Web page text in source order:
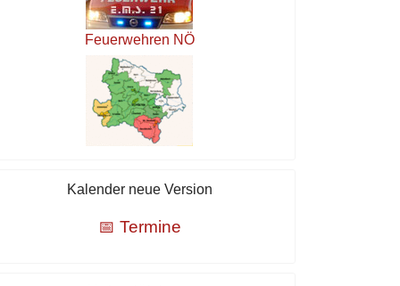
Feuerwehren NÖ
Kalender neue Version
📅 Termine